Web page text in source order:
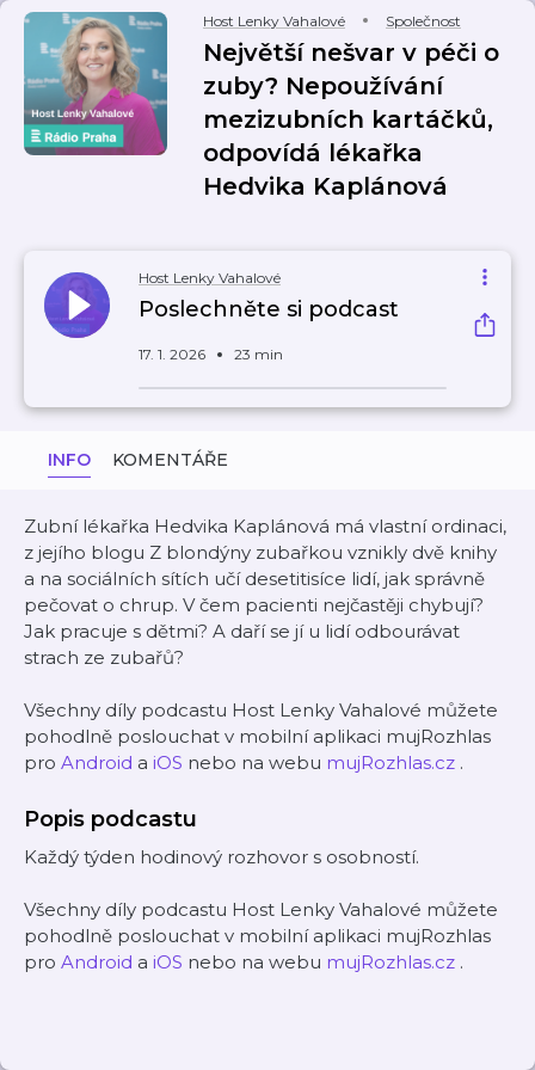
Host Lenky Vahalové Společnost
Největší nešvar v péči o
zuby? Nepoužívání
mezizubních kartáčků,
odpovídá lékařka
Hedvika Kaplánová
Host Lenky Vahalové
Poslechněte si podcast
17. 1. 2026 23 min
INFO KOMENTÁŘE
Zubní lékařka Hedvika Kaplánová má vlastní ordinaci,
z jejího blogu Z blondýny zubařkou vznikly dvě knihy
a na sociálních sítích učí desetitisíce lidí, jak správně
pečovat o chrup. V čem pacienti nejčastěji chybují?
Jak pracuje s dětmi? A daří se jí u lidí odbourávat
strach ze zubařů?
Všechny díly podcastu Host Lenky Vahalové můžete
pohodlně poslouchat v mobilní aplikaci mujRozhlas
pro Android a iOS nebo na webu mujRozhlas.cz .
Popis podcastu
Každý týden hodinový rozhovor s osobností.
Všechny díly podcastu Host Lenky Vahalové můžete
pohodlně poslouchat v mobilní aplikaci mujRozhlas
pro Android a iOS nebo na webu mujRozhlas.cz .